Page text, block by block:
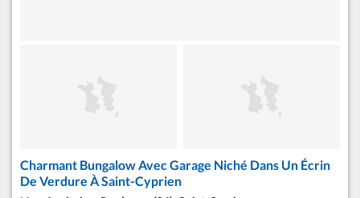
Charmant Bungalow Avec Garage Niché Dans Un Écrin
De Verdure À Saint-Cyprien